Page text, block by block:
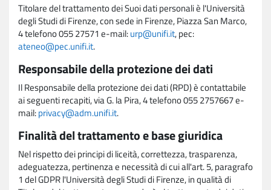
Titolare del trattamento dei Suoi dati personali è l'Università
degli Studi di Firenze, con sede in Firenze, Piazza San Marco,
4 telefono 055 27571 e-mail:urp@unifi.it, pec:
ateneo@pec.unifi.it.
Responsabile della protezione dei dati
Il Responsabile della protezione dei dati (RPD) è contattabile
ai seguenti recapiti, via G. la Pira, 4 telefono 055 2757667 e-
mail:privacy@adm.unifi.it.
Finalità del trattamento e base giuridica
Nel rispetto dei principi di liceità, correttezza, trasparenza,
adeguatezza, pertinenza e necessità di cui all'art. 5, paragrafo
1 del GDPR l'Università degli Studi di Firenze, in qualità di